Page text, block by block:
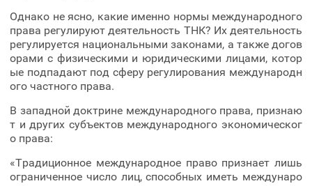
Однако не ясно, какие именно нормы международного
права регулируют деятельность ТНК? Их деятельность
регулируется национальными законами, а также догов
орами с физическими и юридическими лицами, котор
ые подпадают под сферу регулирования международн
ого частного права.
В западной доктрине международного права, признаю
т и других субъектов международного экономическог
о права:
«Традиционное международное право признает лишь
ограниченное число лиц, способных иметь междунаро